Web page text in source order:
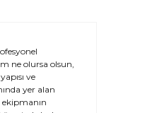
ne olursa olsun,
ve
yer alan
ekipmanın